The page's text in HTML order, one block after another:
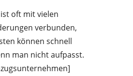
oft mit vielen
verbunden,
können schnell
man nicht aufpasst.